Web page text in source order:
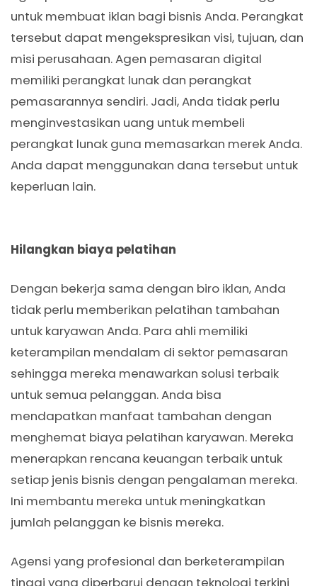
untuk membuat iklan bagi bisnis Anda. Perangkat
tersebut dapat mengekspresikan visi, tujuan, dan
misi perusahaan. Agen pemasaran digital
memiliki perangkat lunak dan perangkat
pemasarannya sendiri. Jadi, Anda tidak perlu
menginvestasikan uang untuk membeli
perangkat lunak guna memasarkan merek Anda.
Anda dapat menggunakan dana tersebut untuk
keperluan lain.
Hilangkan biaya pelatihan
Dengan bekerja sama dengan biro iklan, Anda
tidak perlu memberikan pelatihan tambahan
untuk karyawan Anda. Para ahli memiliki
keterampilan mendalam di sektor pemasaran
sehingga mereka menawarkan solusi terbaik
untuk semua pelanggan. Anda bisa
mendapatkan manfaat tambahan dengan
menghemat biaya pelatihan karyawan. Mereka
menerapkan rencana keuangan terbaik untuk
setiap jenis bisnis dengan pengalaman mereka.
Ini membantu mereka untuk meningkatkan
jumlah pelanggan ke bisnis mereka.
Agensi yang profesional dan berketerampilan
tinggi yang diperbarui dengan teknologi terkini